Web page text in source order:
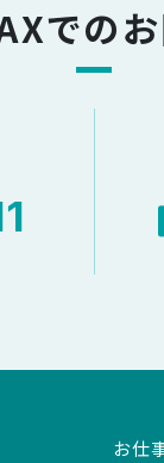
での
お仕